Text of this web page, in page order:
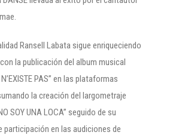
Ransell Labata sigue enriqueciendo
la publicación del album musical
N’EXISTE PAS” en las plataformas
la creación del largometraje
SOY UNA LOCA” seguido de su
participación en las audiciones de